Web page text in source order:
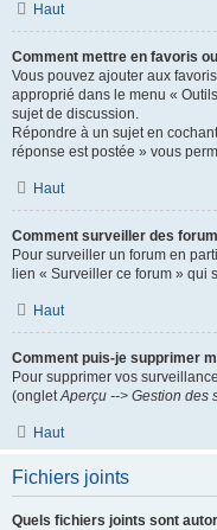
Haut
Comment mettre en favoris
Vous pouvez ajouter aux
approprié dans le menu «
sujet de discussion.
Répondre à un sujet en
réponse est postée » vous
Haut
Comment surveiller des
Pour surveiller un forum en
lien « Surveiller ce forum » qui
Haut
Comment puis-je supprimer
Pour supprimer vos
(ongletAperçu --> Gestion des
Haut
Fichiers joints
Quels fichiers joints sont